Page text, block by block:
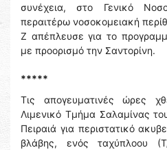
συνέχεια, στο Γενικό
περαιτέρω νοσοκομειακή
Ζ απέπλευσε για το
με προορισμό την Σαντορίνη.
*****
Τις απογευματινές ώρες
Λιμενικό Τμήμα Σαλαμίνας
Πειραιά για περιστατικό
βλάβης, ενός ταχύπλοου